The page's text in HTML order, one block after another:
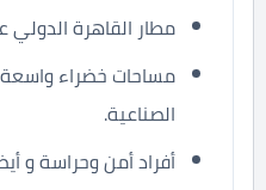
مطار القاهرة الدولي
مساحات خضراء واسعة
الصناعية.
أفراد أمن وحراسة و